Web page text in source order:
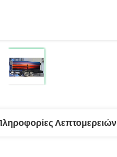
Λεπτομερειών